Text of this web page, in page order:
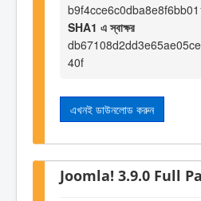
SHA1 এ স্বাক্ষর
40f
এখনই ডাউনলোড করুন
Joomla! 3.9.0 Full